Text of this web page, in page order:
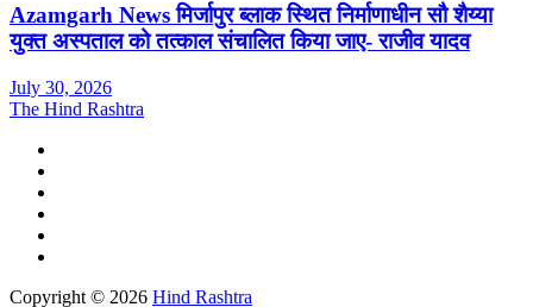
Azamgarh News मिर्जापुर ब्लाक स्थित निर्माणाधीन सौ शैय्या
युक्त अस्पताल को तत्काल संचालित किया जाए- राजीव यादव
July 30, 2026
The Hind Rashtra
Copyright © 2026 Hind Rashtra